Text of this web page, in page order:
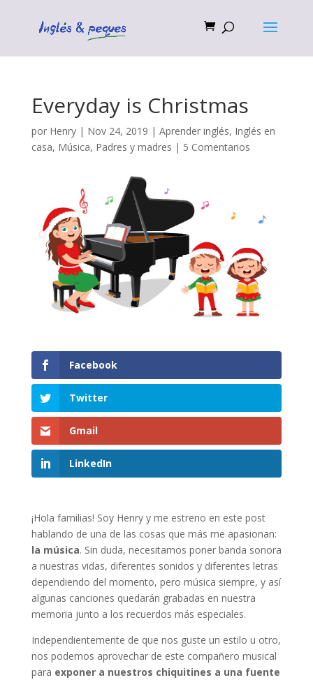
Everyday is Christmas
por Henry| Nov 24, 2019 | Aprender inglés, Inglés en
casa, Música, Padres y madres | 5 Comentarios
Facebook
Twitter
Gmail
LinkedIn
¡Hola familias! Soy Henry y me estreno en este post
hablando de una de las cosas que más me apasionan:
la música. Sin duda, necesitamos poner banda sonora
a nuestras vidas, diferentes sonidos y diferentes letras
dependiendo del momento, pero música siempre, y así
algunas canciones quedarán grabadas en nuestra
memoria junto a los recuerdos más especiales.
Independientemente de que nos guste un estilo u otro,
nos podemos aprovechar de este compañero musical
para exponer a nuestros chiquitines a una fuente